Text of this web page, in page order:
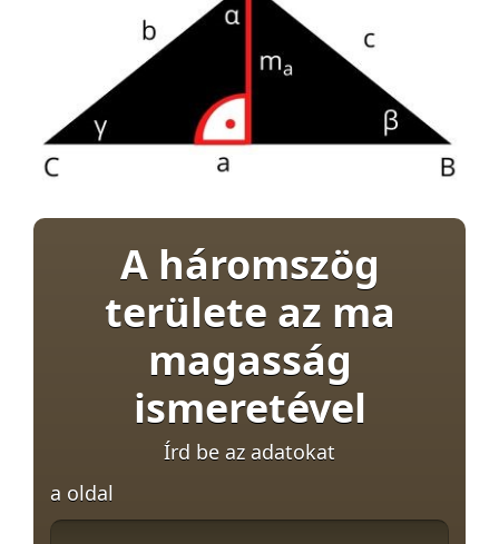
A háromszög
területe az ma
magasság
ismeretével
Írd be az adatokat
a oldal